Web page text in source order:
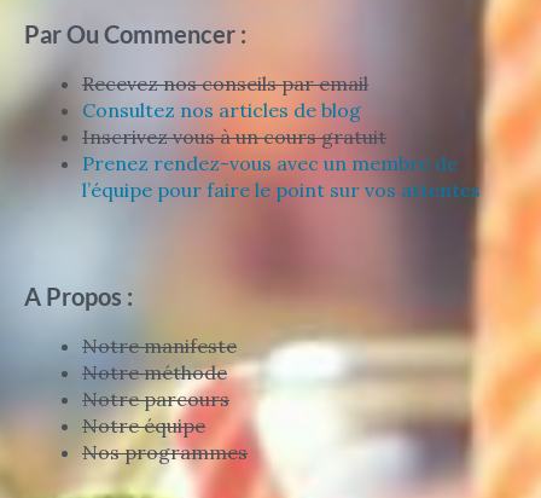
Par Ou Commencer :
Recevez nos conseils par email
Consultez nos articles de blog
Inscrivez vous à un cours gratuit
Prenez rendez-vous avec un membre de
l’équipe pour faire le point sur vos attentes
A Propos :
Notre manifeste
Notre méthode
Notre parcours
Notre équipe
Nos programmes